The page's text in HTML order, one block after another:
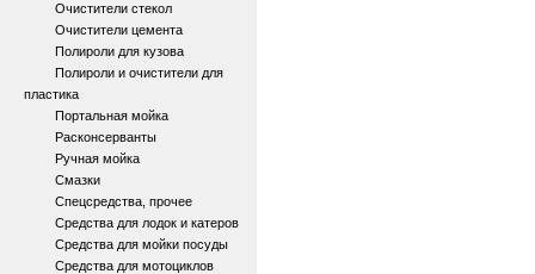
Очистители стекол
Очистители цемента
Полироли для кузова
Полироли и очистители для
пластика
Портальная мойка
Расконсерванты
Ручная мойка
Смазки
Спецсредства, прочее
Средства для лодок и катеров
Средства для мойки посуды
Средства для мотоциклов